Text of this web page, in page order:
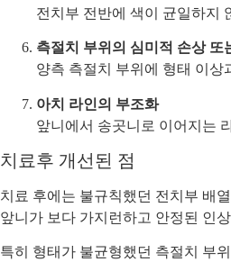
전치부 전반에 색이 균일하지
측절치 부위의 심미적 손상 또
양측 측절치 부위에 형태 이상
아치 라인의 부조화
앞니에서 송곳니로 이어지는
치료후 개선된 점
치료 후에는 불규칙했던 전치부 배
앞니가 보다 가지런하고 안정된 인
특히 형태가 불균형했던 측절치 부